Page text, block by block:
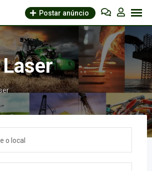
Postar anúncio
o local